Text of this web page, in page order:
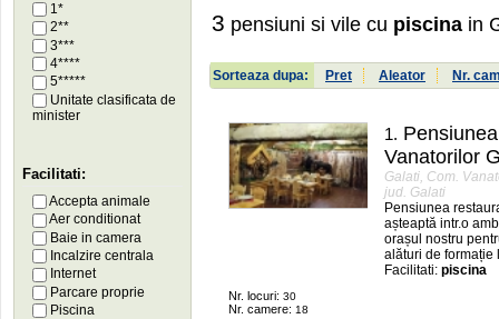
3 pensiuni si vile cu piscina in
Sorteaza dupa: Pret Aleator Nr.
1.
Vanatorilor
Galati, Com.
jud. Galati
Pensiunea
așteaptă intr.o
orașul nostru
alături de formație
Facilitati: piscina
Nr. locuri: 30
Nr. camere: 18
1*
2**
3***
4****
5*****
Unitate clasificata de
minister
Facilitati:
Accepta animale
Aer conditionat
Baie in camera
Incalzire centrala
Internet
Parcare proprie
Piscina